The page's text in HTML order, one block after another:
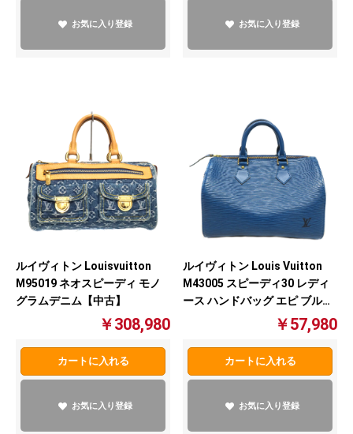
お気に入り登録 お気に入り登録
ルイヴィトン Louisvuitton
M95019 ネオスピーディ モノ
グラムデニム【中古】
￥308,980
カートに入れる
お気に入り登録
ルイヴィトン Louis Vuitton
M43005 スピーディ30 レディ
ース ハンドバッグ エピ ブルー
￥57,980
カートに入れる
お気に入り登録